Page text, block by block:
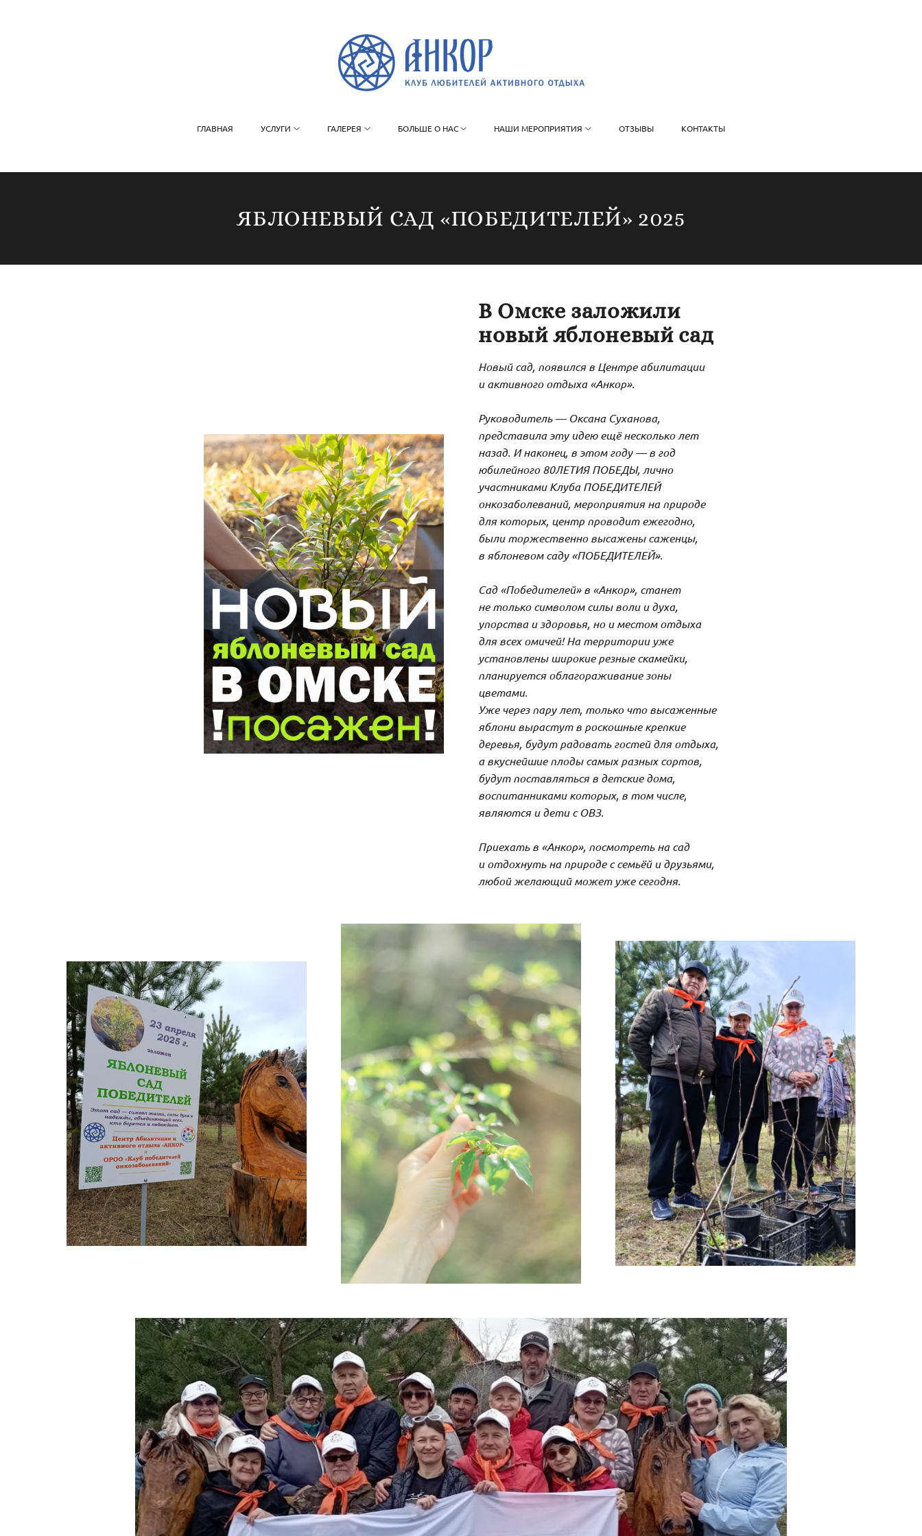
ГЛАВНАЯ УСЛУГИ ГАЛЕРЕЯ БОЛЬШЕ О НАС НАШИ МЕРОПРИЯТИЯ ОТЗЫВЫ КОНТАКТЫ
ЯБЛОНЕВЫЙ САД «ПОБЕДИТЕЛЕЙ» 2025
В Омске заложили
новый яблоневый сад
Новый сад, появился в Центре абилитации
и активного отдыха «Анкор».
Руководитель — Оксана Суханова,
представила эту идею ещё несколько лет
назад. И наконец, в этом году — в год
юбилейного 80ЛЕТИЯ ПОБЕДЫ, лично
участниками Клуба ПОБЕДИТЕЛЕЙ
онкозаболеваний, мероприятия на природе
для которых, центр проводит ежегодно,
были торжественно высажены саженцы,
в яблоневом саду «ПОБЕДИТЕЛЕЙ».
Сад «Победителей» в «Анкор», станет
не только символом силы воли и духа,
упорства и здоровья, но и местом отдыха
для всех омичей! На территории уже
установлены широкие резные скамейки,
планируется облагораживание зоны
цветами.
Уже через пару лет, только что высаженные
яблони вырастут в роскошные крепкие
деревья, будут радовать гостей для отдыха,
а вкуснейшие плоды самых разных сортов,
будут поставляться в детские дома,
воспитанниками которых, в том числе,
являются и дети с ОВЗ.
Приехать в «Анкор», посмотреть на сад
и отдохнуть на природе с семьёй и друзьями,
любой желающий может уже сегодня.